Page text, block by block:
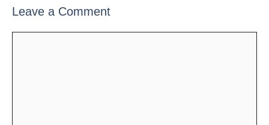
Leave a Comment